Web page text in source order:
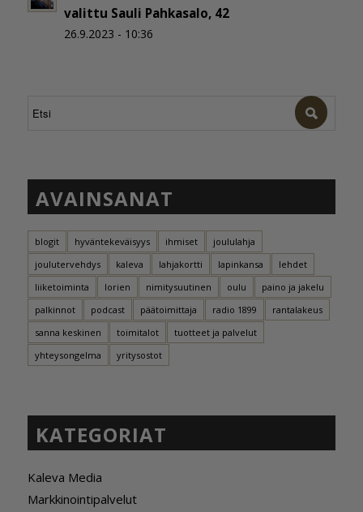
valittu Sauli Pahkasalo, 42
26.9.2023 - 10:36
AVAINSANAT
blogit hyväntekeväisyys ihmiset
joululahja
joulutervehdys
kaleva lahjakortti lapinkansa
lehdet
liiketoiminta
lorien nimitysuutinen oulu
paino ja jakelu
palkinnot
podcast päätoimittaja radio 1899
rantalakeus
sanna keskinen
toimitalot
tuotteet ja palvelut
yhteysongelma
yritysostot
KATEGORIAT
Kaleva Media
Markkinointipalvelut